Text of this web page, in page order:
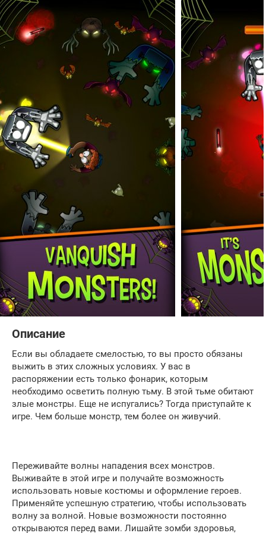
Описание
Если вы обладаете смелостью, то вы просто обязаны
выжить в этих сложных условиях. У вас в
распоряжении есть только фонарик, которым
необходимо осветить полную тьму. В этой тьме обитают
злые монстры. Еще не испугались? Тогда приступайте к
игре. Чем больше монстр, тем более он живучий.
Переживайте волны нападения всех монстров.
Выживайте в этой игре и получайте возможность
использовать новые костюмы и оформление героев.
Применяйте успешную стратегию, чтобы использовать
волну за волной. Новые возможности постоянно
открываются перед вами. Лишайте зомби здоровья,